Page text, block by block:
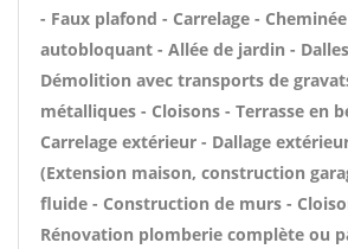
- Faux plafond - Carrelage -
autobloquant - Allée de jardin -
Démolition avec transports de
métalliques - Cloisons - Terrasse en
Carrelage extérieur - Dallage
(Extension maison, construction
fluide - Construction de murs -
Rénovation plomberie complète ou